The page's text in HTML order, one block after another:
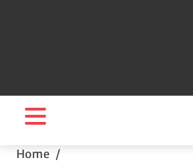
Home